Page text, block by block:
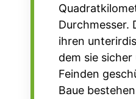
Durchmesser.
ihren
dem sie
Feinden
Baue